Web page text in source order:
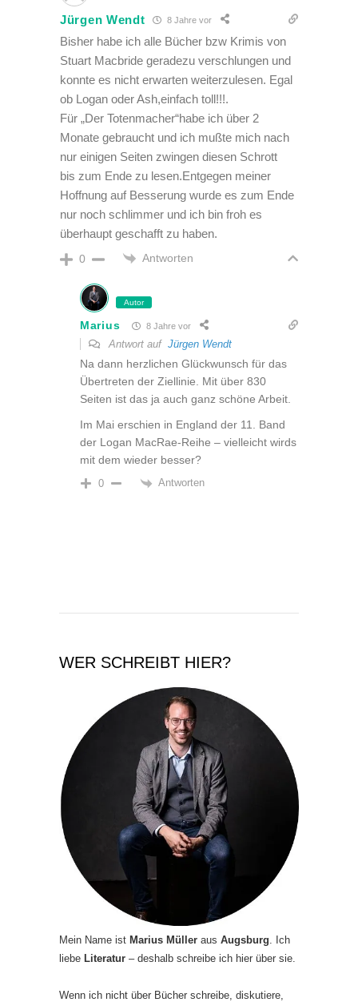
Jürgen Wendt 8 Jahre vor
Bisher habe ich alle Bücher bzw Krimis von
Stuart Macbride geradezu verschlungen und
konnte es nicht erwarten weiterzulesen. Egal
ob Logan oder Ash,einfach toll!!!.
Für „Der Totenmacher“habe ich über 2
Monate gebraucht und ich mußte mich nach
nur einigen Seiten zwingen diesen Schrott
bis zum Ende zu lesen.Entgegen meiner
Hoffnung auf Besserung wurde es zum Ende
nur noch schlimmer und ich bin froh es
überhaupt geschafft zu haben.
0 Antworten
Autor
Marius 8 Jahre vor
Antwort auf Jürgen Wendt
Na dann herzlichen Glückwunsch für das
Übertreten der Ziellinie. Mit über 830
Seiten ist das ja auch ganz schöne Arbeit.
Im Mai erschien in England der 11. Band
der Logan MacRae-Reihe – vielleicht wirds
mit dem wieder besser?
0 Antworten
WER SCHREIBT HIER?
Mein Name ist Marius Müller aus Augsburg . Ich
liebe Literatur – deshalb schreibe ich hier über sie.
Wenn ich nicht über Bücher schreibe, diskutiere,